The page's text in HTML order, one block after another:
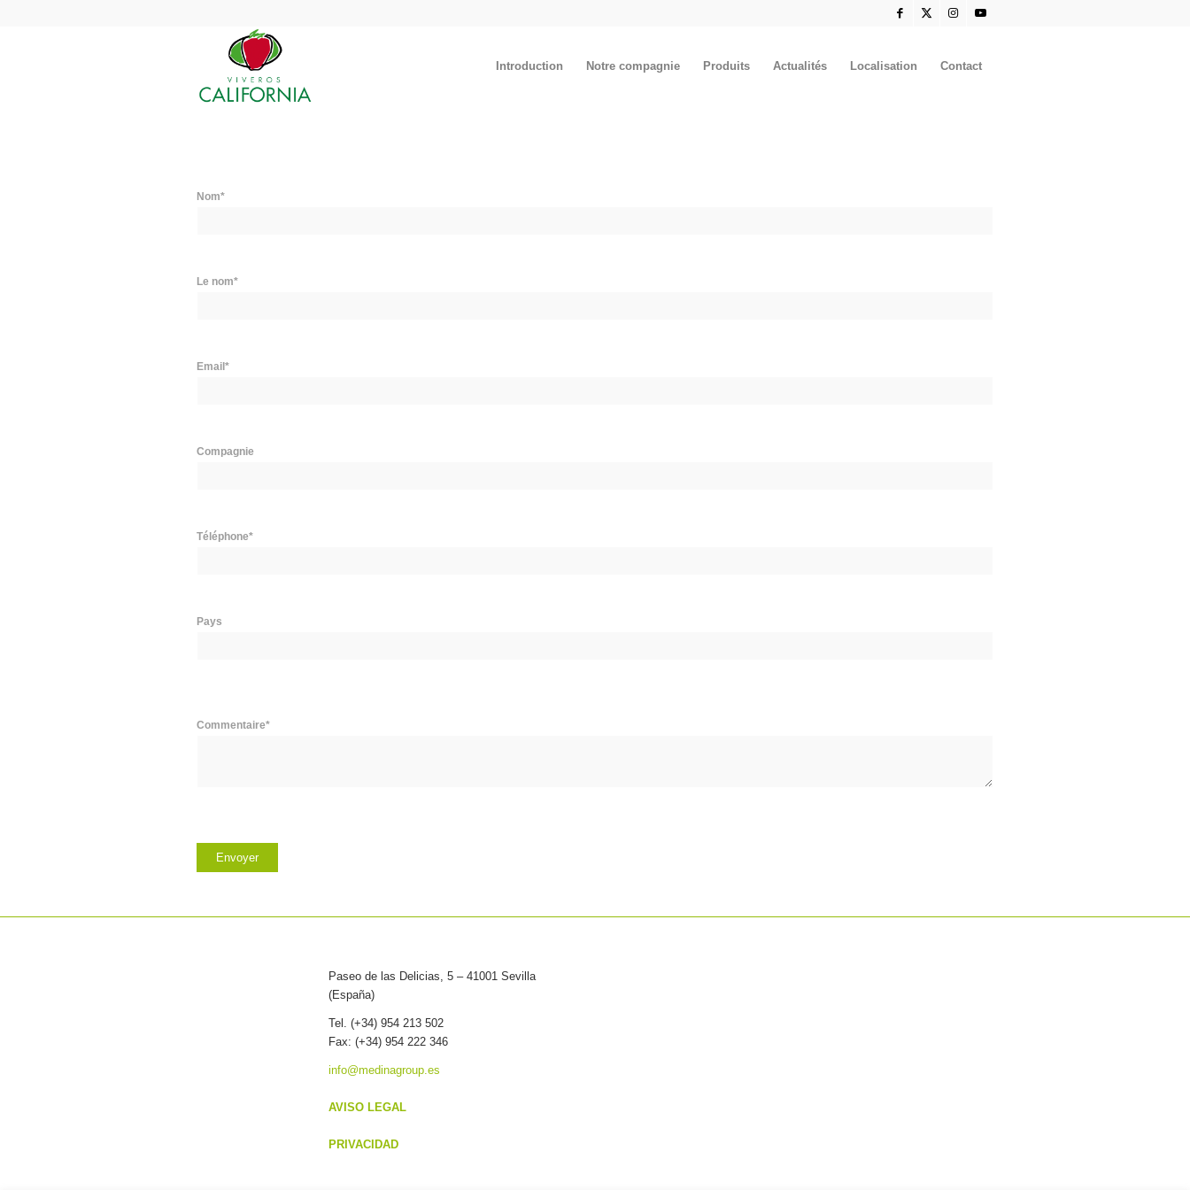
Introduction Notre compagnie Produits Actualités Localisation Contact
Nom*
Le nom*
Email*
Compagnie
Téléphone*
Pays
Commentaire*
Paseo de las Delicias, 5 – 41001 Sevilla
(España)
Tel. (+34) 954 213 502
Fax: (+34) 954 222 346
info@medinagroup.es
AVISO LEGAL
PRIVACIDAD